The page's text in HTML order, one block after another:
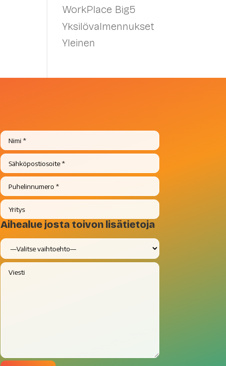
WorkPlace Big5
Yksilövalmennukset
Yleinen
Aihealue josta toivon lisätietoja